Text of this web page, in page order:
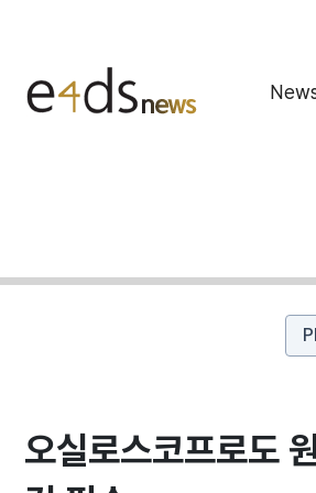
오실로스코프로도